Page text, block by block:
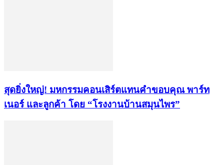
สุดยิ่งใหญ่! มหกรรมคอนเสิร์ตแทนคำขอบคุณ พาร์ท
เนอร์ และลูกค้า โดย “โรงงานบ้านสมุนไพร”